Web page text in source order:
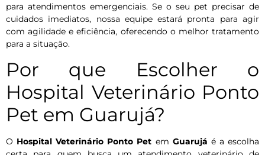
para atendimentos emergenciais. Se o seu pet precisar de
cuidados imediatos, nossa equipe estará pronta para agir
com agilidade e eficiência, oferecendo o melhor tratamento
para a situação.
Por que Escolher o
Hospital Veterinário Ponto
Pet em Guarujá?
O Hospital Veterinário Ponto Pet em Guarujá é a escolha